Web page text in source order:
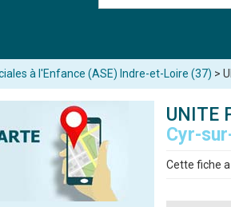
à l'Enfance (ASE) Indre-et-Loire (37) >
UNITE
Cyr-
Cette fiche